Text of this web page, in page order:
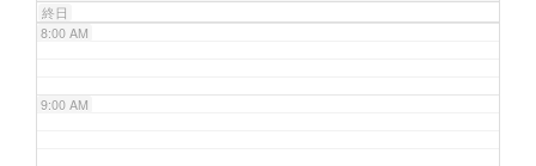
終日
8:00 AM
9:00 AM